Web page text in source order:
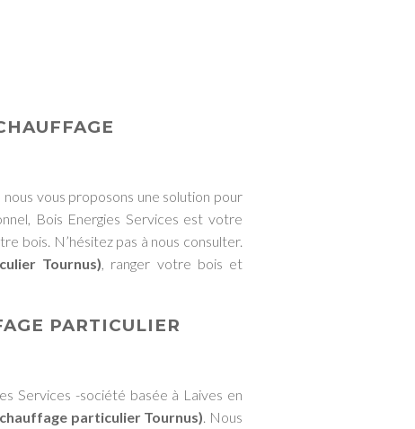
, nous vous proposons une solution pour
Bois Energies Services est votre
bois. N’hésitez pas à nous consulter.
Tournus), ranger votre bois et
PARTICULIER
Services -société basée à Laives en
particulier Tournus). Nous